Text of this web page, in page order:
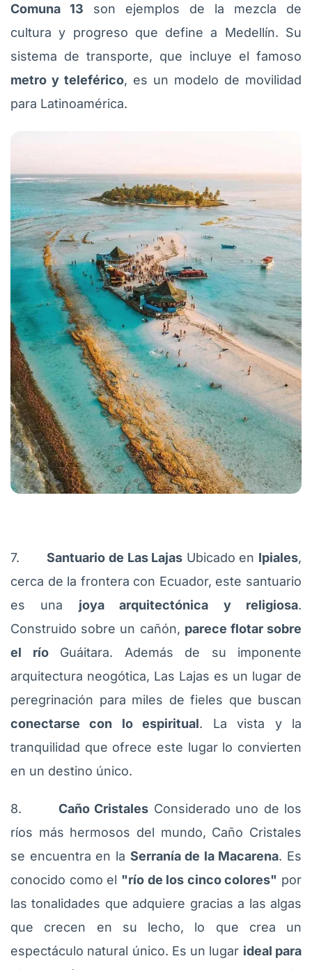
Comuna 13 son ejemplos de la mezcla de
cultura y progreso que define a Medellín. Su
sistema de transporte, que incluye el famoso
metro y teleférico, es un modelo de movilidad
para Latinoamérica.
7.Santuario de Las Lajas Ubicado en Ipiales,
cerca de la frontera con Ecuador, este santuario
es una joya arquitectónica y religiosa.
Construido sobre un cañón, parece flotar sobre
el ríoGuáitara. Además de su imponente
arquitectura neogótica, Las Lajas es un lugar de
peregrinación para miles de fieles que buscan
conectarse con lo espiritual. La vista y la
tranquilidad que ofrece este lugar lo convierten
en un destino único.
8. Caño Cristales Considerado uno de los
ríos más hermosos del mundo, Caño Cristales
se encuentra en la Serranía de la Macarena. Es
conocido como el "río de los cinco colores" por
las tonalidades que adquiere gracias a las algas
que crecen en su lecho, lo que crea un
espectáculo natural único. Es un lugar ideal para